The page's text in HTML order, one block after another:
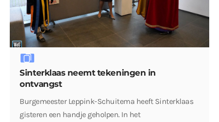
Sinterklaas neemt tekeningen in
ontvangst
Burgemeester Leppink-Schuitema heeft Sinterklaas
gisteren een handje geholpen. In het